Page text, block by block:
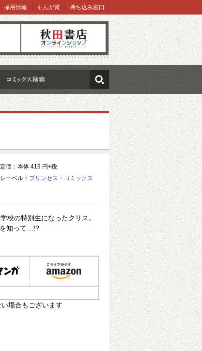
オンラインショップ
採用情報 まんが賞 持ち込み窓口
検索
定価：本体 419 円+税
レーベル： プリンセス・コミックス
校の特別生になったクリス。
知って…!?
場合もございます